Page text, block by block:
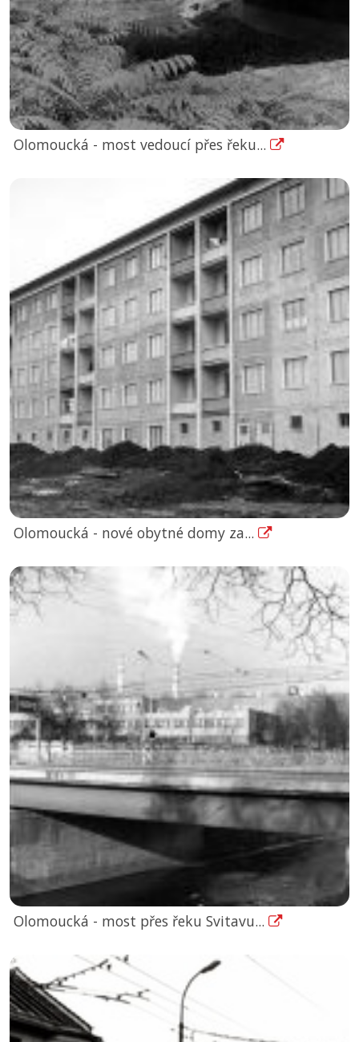
Olomoucká - most vedoucí přes řeku...
Olomoucká - nové obytné domy za...
Olomoucká - most přes řeku Svitavu...